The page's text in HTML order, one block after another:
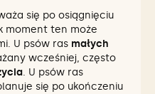
się po osiągnięciu
moment ten może
U psów ras małych
wcześniej, często
. U psów ras
się po ukończeniu